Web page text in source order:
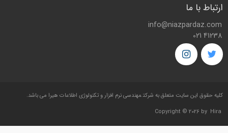
ارتباط با ما
info@niazpardaz.com
021 41238
کليه حقوق اين سايت متعلق به شرکتمهندسی نرم افزار و تکنولوژی اطلاعات هیرا می باشد.
Copyright © 2026 by Hira